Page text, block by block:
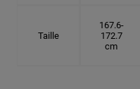
Taille
167.6-
172.7
cm